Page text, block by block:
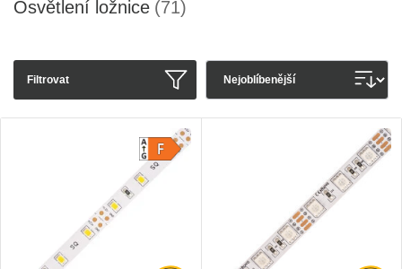
Osvětlení ložnice (71)
Filtrovat